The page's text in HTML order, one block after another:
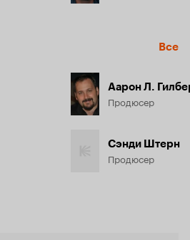
Все
Аарон Л.
Продюсер
Сэнди Штерн
Продюсер